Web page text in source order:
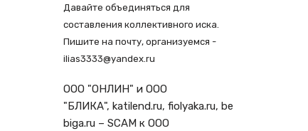
Давайте объединяться для
составления коллективного иска.
Пишите на почту, организуемся -
ilias3333@yandex.ru
ООО "ОНЛИН" и ООО
"БЛИКА", katilend.ru, fiolyaka.ru, be
biga.ru – SCAMк ООО